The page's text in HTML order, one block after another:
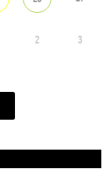
2 3